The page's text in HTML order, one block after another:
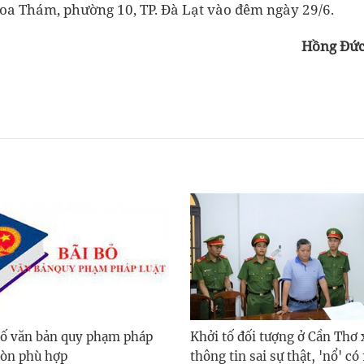
Thám, phường 10, TP. Đà Lạt vào đêm ngày 29/6.
Hồng Đức
văn bản quy phạm pháp
phù hợp
Khởi tố đối tượng ở Cần Thơ
thông tin sai sự thật, 'nổ' có